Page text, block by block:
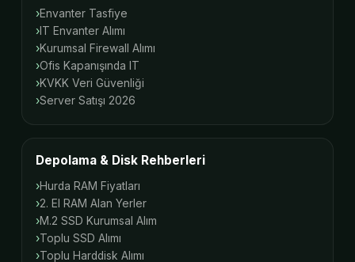
Envanter Tasfiye
IT Envanter Alımı
Kurumsal Firewall Alımı
Ofis Kapanışında IT
KVKK Veri Güvenliği
Server Satışı 2026
Depolama & Disk Rehberleri
Hurda RAM Fiyatları
2. El RAM Alan Yerler
M.2 SSD Kurumsal Alım
Toplu SSD Alımı
Toplu Harddisk Alımı